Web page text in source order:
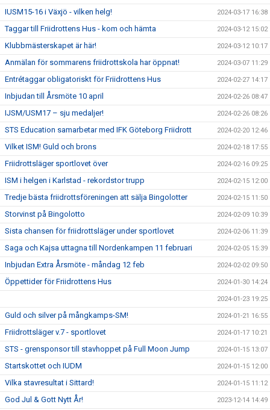
IUSM15-16 i Växjö - vilken helg! 2024-03-17 16:38
Taggar till Friidrottens Hus - kom och hämta 2024-03-12 15:02
Klubbmästerskapet är här! 2024-03-12 10:17
Anmälan för sommarens friidrottskola har öppnat! 2024-03-07 11:29
Entrétaggar obligatoriskt för Friidrottens Hus 2024-02-27 14:17
Inbjudan till Årsmöte 10 april 2024-02-26 08:47
IJSM/USM17 – sju medaljer! 2024-02-26 08:26
STS Education samarbetar med IFK Göteborg Friidrott 2024-02-20 12:46
Vilket ISM! Guld och brons 2024-02-18 17:55
Friidrottsläger sportlovet över 2024-02-16 09:25
ISM i helgen i Karlstad - rekordstor trupp 2024-02-15 12:00
Tredje bästa friidrottsföreningen att sälja Bingolotter 2024-02-15 11:50
Storvinst på Bingolotto 2024-02-09 10:39
Sista chansen för friidrottsläger under sportlovet 2024-02-06 11:39
Saga och Kajsa uttagna till Nordenkampen 11 februari 2024-02-05 15:39
Inbjudan Extra Årsmöte - måndag 12 feb 2024-02-02 09:50
Öppettider för Friidrottens Hus 2024-01-30 14:24
2024-01-23 19:25
Guld och silver på mångkamps-SM! 2024-01-21 16:55
Friidrottsläger v.7 - sportlovet 2024-01-17 10:21
STS - grensponsor till stavhoppet på Full Moon Jump 2024-01-15 13:07
Startskottet och IUDM 2024-01-15 12:00
Vilka stavresultat i Sittard! 2024-01-15 11:12
God Jul & Gott Nytt År! 2023-12-14 14:49